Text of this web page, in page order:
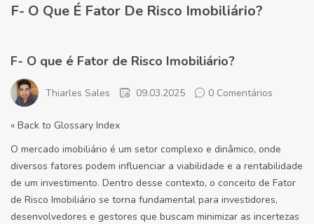
F- O Que É Fator De Risco Imobiliário?
F- O que é Fator de Risco Imobiliário?
Thiarles Sales 09.03.2025 0 Comentários
« Back to Glossary Index
O mercado imobiliário é um setor complexo e dinâmico, onde
diversos fatores podem influenciar a viabilidade e a rentabilidade
de um investimento. Dentro desse contexto, o conceito de Fator
de Risco Imobiliário se torna fundamental para investidores,
desenvolvedores e gestores que buscam minimizar as incertezas